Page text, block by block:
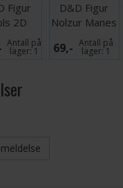
Figur
2D
Dale
3
Antall på
lager:1
D&D Figur
Nolzur Manes
69,- Antall på
lager:1